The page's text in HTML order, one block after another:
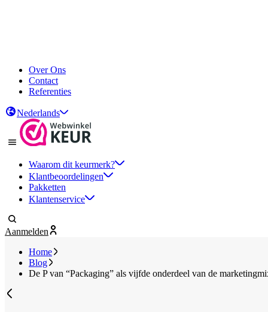
Over Ons
Contact
Referenties
Nederlands
Waarom dit keurmerk?
Klantbeoordelingen
Pakketten
Klantenservice
Aanmelden
Home
Blog
De P van “Packaging” als vijfde onderdeel van de